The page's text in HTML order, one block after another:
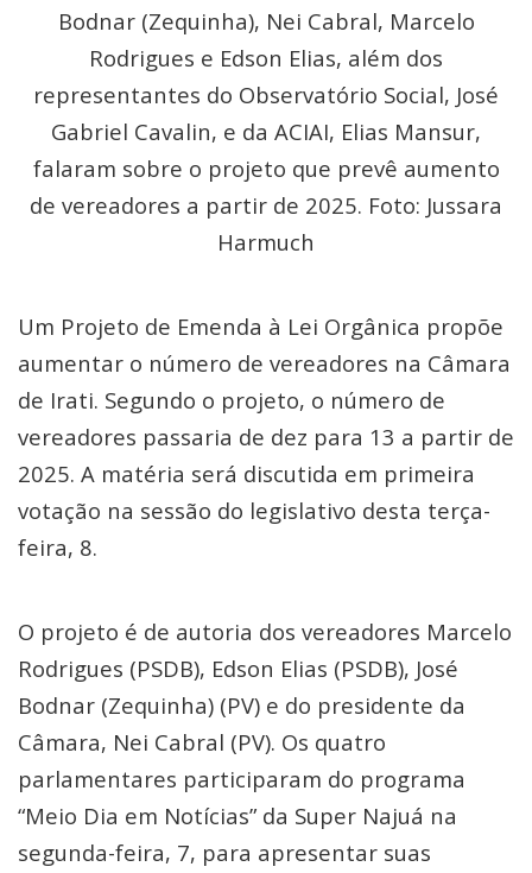
Bodnar (Zequinha), Nei Cabral, Marcelo
Rodrigues e Edson Elias, além dos
representantes do Observatório Social, José
Gabriel Cavalin, e da ACIAI, Elias Mansur,
falaram sobre o projeto que prevê aumento
de vereadores a partir de 2025. Foto: Jussara
Harmuch
Um Projeto de Emenda à Lei Orgânica propõe
aumentar o número de vereadores na Câmara
de Irati. Segundo o projeto, o número de
vereadores passaria de dez para 13 a partir de
2025. A matéria será discutida em primeira
votação na sessão do legislativo desta terça-
feira, 8.
O projeto é de autoria dos vereadores Marcelo
Rodrigues (PSDB), Edson Elias (PSDB), José
Bodnar (Zequinha) (PV) e do presidente da
Câmara, Nei Cabral (PV). Os quatro
parlamentares participaram do programa
“Meio Dia em Notícias” da Super Najuá na
segunda-feira, 7, para apresentar suas